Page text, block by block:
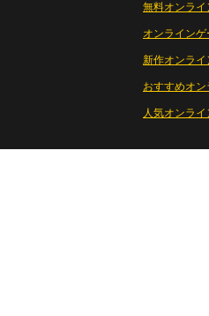
無料オンライ
オンライン
新作オンライ
おすすめオ
人気オンラ